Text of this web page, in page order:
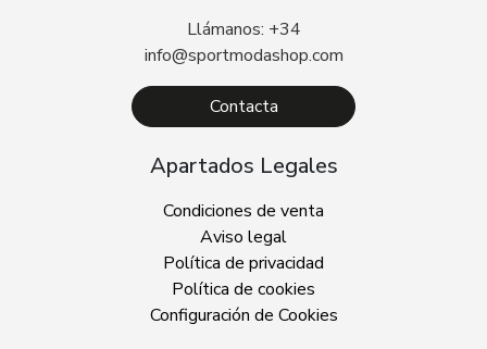
Llámanos: +34
info@sportmodashop.com
Contacta
Apartados Legales
Condiciones de venta
Aviso legal
Política de privacidad
Política de cookies
Configuración de Cookies